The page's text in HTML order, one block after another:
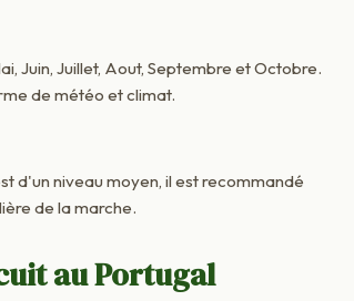
Juin, Juillet, Aout, Septembre et Octobre.
de météo et climat.
d'un niveau moyen, il est recommandé
de la marche.
au Portugal